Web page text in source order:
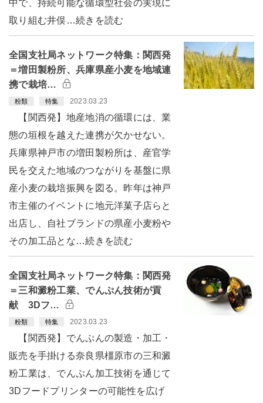
中で、持続可能な循環型社会の実現に
取り組む井俣…続きを読む
全国支社局ネットワーク特集：関西発
＝増田製粉所、兵庫県産小麦を地域連
携で栽培…
粉類 特集 2023.03.23
【関西発】地産地消の循環には、業
態の垣根を越えた連携が欠かせない。
兵庫県神戸市の増田製粉所は、産官学
民を交えた地域のつながりを基盤に県
産小麦の栽培振興を図る。昨年は神戸
市主催のイベントに地元洋菓子店らと
出店し、自社ブランドの県産小麦粉や
その加工品とな…続きを読む
全国支社局ネットワーク特集：関西発
＝三和澱粉工業、でんぷん技術が貢
献 3Dフ…
粉類 特集 2023.03.23
【関西発】でんぷんの製造・加工・
販売を手掛ける奈良県橿原市の三和澱
粉工業は、でんぷん加工技術を通じて
3Dフードプリンターの可能性を広げ